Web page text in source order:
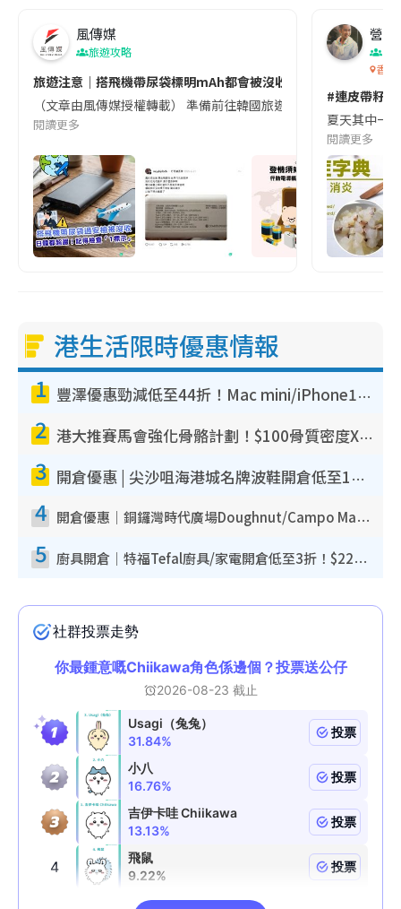
風傳媒
旅遊攻略
旅遊注意｜搭飛機帶尿袋標明mAh都會被沒收😱出發前切記檢查
（文章由風傳媒授權轉載） 準備前往韓國旅遊的民眾，近期要
閱讀更多
營養
香港
#連皮帶籽
夏天其中一
閱讀更多
港生活限時優惠情報
1 豐澤優惠勁減低至44折！Mac mini/iPhone17Pro大減價！廚房家電$220起
2 港大推賽馬會強化骨骼計劃！$100骨質密度X光檢查 完成免費運動訓練送超市禮券！附參加資格
3 開倉優惠 | 尖沙咀海港城名牌波鞋開倉低至1折！On鞋$899起／Joy&Peace鞋履$98起
4 開倉優惠｜銅鑼灣時代廣場Doughnut/Campo Marzio開倉低至1折！背囊、書包、手袋劈價$200起
5 廚具開倉｜特福Tefal廚具/家電開倉低至3折！$220起買平底鍋/炒鑊/湯煲！電飯煲/吸塵機/燙斗$418起